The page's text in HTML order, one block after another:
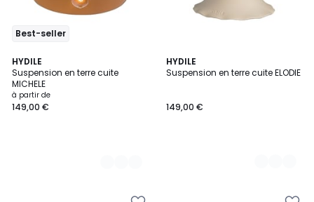
Best-seller
HYDILE
Suspension en terre cuite
MICHELE
Prix
à
à partir de
149,00 €
2
Couleurs
HYDILE
Suspension en terre cuite ELODIE
149,00 €
2
Couleurs